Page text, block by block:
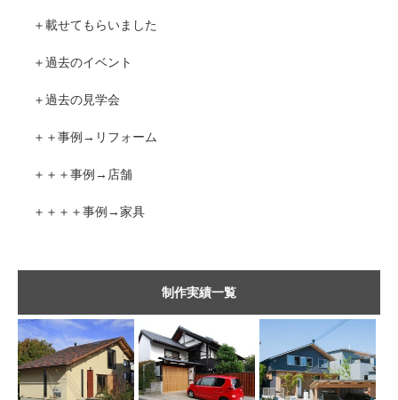
＋載せてもらいました
＋過去のイベント
＋過去の見学会
＋＋事例→リフォーム
＋＋＋事例→店舗
＋＋＋＋事例→家具
制作実績一覧